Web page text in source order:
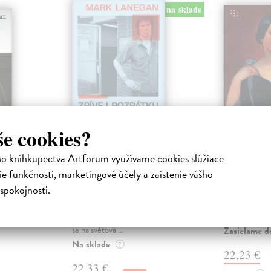
cookies?
kníhkupectva Artforum využívame cookies slúžiace
funkčnosti, marketingové účely a zaistenie vášho
z
na sklade
Zpívej pozpátku a
plač
Lanegan Mark| Kniha
se na světová ...
Na sklade ?
22,33 €
Božena
dáma
motivy
Zasielame
22,23 €